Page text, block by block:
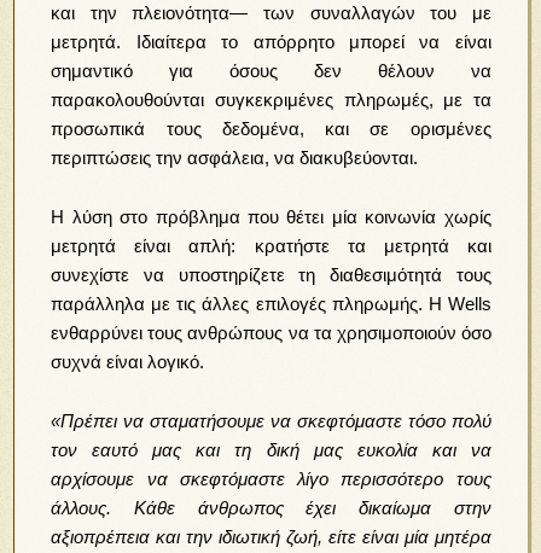
και την πλειονότητα— των συναλλαγών του με
μετρητά. Ιδιαίτερα το απόρρητο μπορεί να είναι
σημαντικό για όσους δεν θέλουν να
παρακολουθούνται συγκεκριμένες πληρωμές, με τα
προσωπικά τους δεδομένα, και σε ορισμένες
περιπτώσεις την ασφάλεια, να διακυβεύονται.
Η λύση στο πρόβλημα που θέτει μία κοινωνία χωρίς
μετρητά είναι απλή: κρατήστε τα μετρητά και
συνεχίστε να υποστηρίζετε τη διαθεσιμότητά τους
παράλληλα με τις άλλες επιλογές πληρωμής. Η Wells
ενθαρρύνει τους ανθρώπους να τα χρησιμοποιούν όσο
συχνά είναι λογικό.
«Πρέπει να σταματήσουμε να σκεφτόμαστε τόσο πολύ
τον εαυτό μας και τη δική μας ευκολία και να
αρχίσουμε να σκεφτόμαστε λίγο περισσότερο τους
άλλους. Κάθε άνθρωπος έχει δικαίωμα στην
αξιοπρέπεια και την ιδιωτική ζωή, είτε είναι μία μητέρα